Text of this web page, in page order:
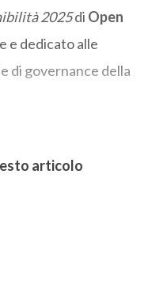
2025di Open
e dedicato alle
di governance della
articolo